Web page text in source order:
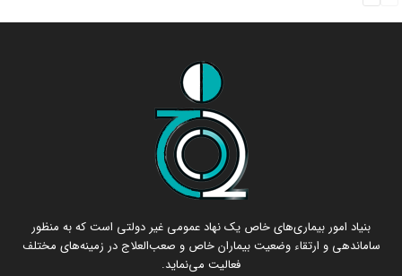
بنیاد امور بیماری‌های خاص یک نهاد عمومی غیر دولتی است که به منظور
ساماندهی و ارتقاء وضعیت بیماران خاص و صعب‌العلاج در زمینه‌های مختلف
فعالیت می‌نماید.